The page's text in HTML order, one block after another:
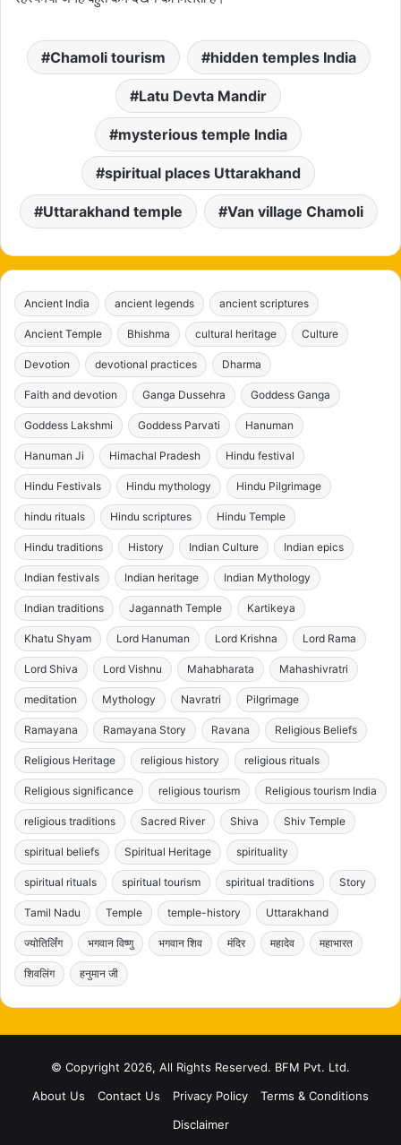
Chamoli tourism hidden temples India
Latu Devta Mandir
mysterious temple India
spiritual places Uttarakhand
Uttarakhand temple Van village Chamoli
Ancient India ancient legends ancient scriptures
Ancient Temple Bhishma cultural heritage Culture
Devotion devotional practices Dharma
Faith and devotion Ganga Dussehra Goddess Ganga
Goddess Lakshmi Goddess Parvati Hanuman
Hanuman Ji Himachal Pradesh Hindu festival
Hindu Festivals Hindu mythology Hindu Pilgrimage
hindu rituals Hindu scriptures Hindu Temple
Hindu traditions History Indian Culture Indian epics
Indian festivals Indian heritage Indian Mythology
Indian traditions Jagannath Temple Kartikeya
Khatu Shyam Lord Hanuman Lord Krishna Lord Rama
Lord Shiva Lord Vishnu Mahabharata Mahashivratri
meditation Mythology Navratri Pilgrimage
Ramayana Ramayana Story Ravana Religious Beliefs
Religious Heritage religious history religious rituals
Religious significance religious tourism Religious tourism India
religious traditions Sacred River Shiva Shiv Temple
spiritual beliefs Spiritual Heritage spirituality
spiritual rituals spiritual tourism spiritual traditions Story
Tamil Nadu Temple temple-history Uttarakhand
ज्योतिर्लिंग भगवान विष्णु भगवान शिव मंदिर महादेव महाभारत
शिवलिंग हनुमान जी
© Copyright 2026, All Rights Reserved. BFM Pvt. Ltd.
About Us
Contact Us Privacy Policy
Terms & Conditions
Disclaimer